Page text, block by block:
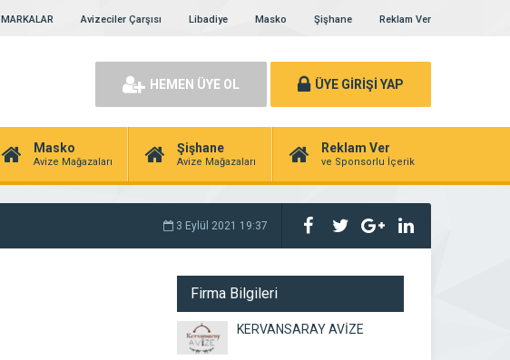
MARKALAR Avizeciler Çarşısı Libadiye Masko Şişhane Reklam Ver
HEMEN ÜYE OL ÜYE GİRİŞİ YAP
Masko
Avize Mağazaları
Şişhane
Avize Mağazaları
Reklam Ver
ve Sponsorlu İçerik
3 Eylül 2021 19:37
Firma Bilgileri
KERVANSARAY AVİZE